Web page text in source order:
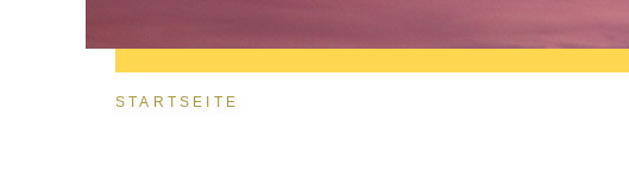
Sie sind hier
STARTSEITE